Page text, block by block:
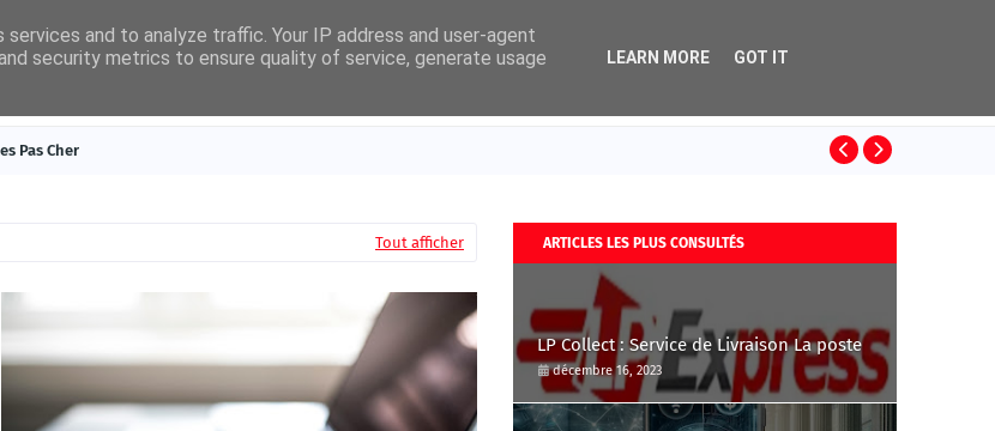
Pas Cher
Tout afficher ARTICLES LES PLUS CONSULTÉS
LP Collect : Service de Livraison La poste
décembre 16, 2023
and to analyze traffic. Your IP address and user-agent
security metrics to ensure quality of service, generate usage
LEARN MORE GOT IT